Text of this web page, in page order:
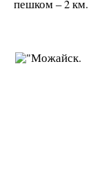
пешком – 2 км.